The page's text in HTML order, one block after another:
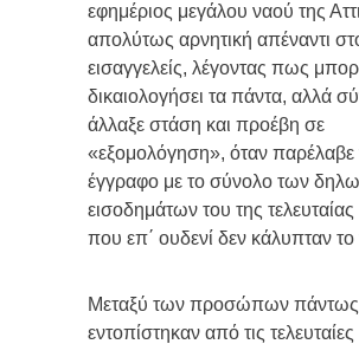
εφημέριος μεγάλου ναού της
απολύτως αρνητική απέναντι
εισαγγελείς, λέγοντας πως
δικαιολογήσει τα πάντα, αλλά
άλλαξε στάση και προέβη σε
«εξομολόγηση», όταν παρέλαβε
έγγραφο με το σύνολο των
εισοδημάτων του της τελευταίας
που επ΄ ουδενί δεν κάλυπταν
Μεταξύ των προσώπων
εντοπίστηκαν από τις τελευταίες